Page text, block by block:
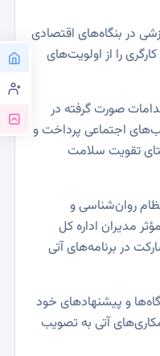
در بنگاه‌های اقتصادی
را از اولویت‌های
صورت گرفته در
اجتماعی پرداخت و
تقویت سلامت
روان‌شناسی و
مدیران اداره کل
در برنامه‌های آتی
و پیشنهادهای خود
آتی به تصویب